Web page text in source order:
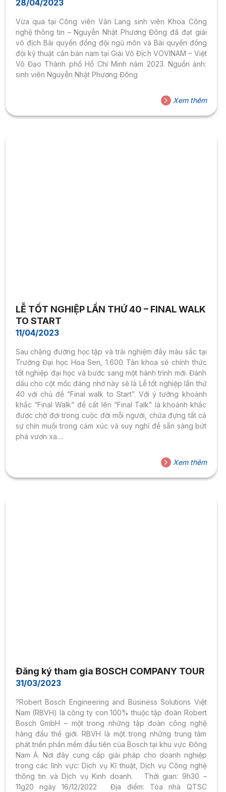
28/04/2023
Vừa qua tại Công viên Văn Lang sinh viên Khoa Công
nghệ thông tin – Nguyễn Nhật Phương Đông đã đạt giải
vô địch Bài quyền đồng đội ngũ môn và Bài quyền đồng
đội kỹ thuật căn bản nam tại Giải Vô Địch VOVINAM – Việt
Võ Đạo Thành phố Hồ Chí Minh năm 2023. Nguồn ảnh:
sinh viên Nguyễn Nhật Phương Đông
Xem thêm
LỄ TỐT NGHIỆP LẦN THỨ 40 – FINAL WALK
TO START
11/04/2023
Sau chặng đường học tập và trải nghiệm đầy màu sắc tại
Trường Đại học Hoa Sen, 1.600 Tân khoa sẽ chính thức
tốt nghiệp đại học và bước sang một hành trình mới. Đánh
dấu cho cột mốc đáng nhớ này sẽ là Lễ tốt nghiệp lần thứ
40 với chủ đề “Final walk to Start”. Với ý tưởng khoảnh
khắc “Final Walk” để cất lên “Final Talk” là khoảnh khắc
được chờ đợi trong cuộc đời mỗi người, chứa đựng tất cả
sự chín muồi trong cảm xúc và suy nghĩ để sẵn sàng bứt
phá vươn xa....
Xem thêm
Đăng ký tham gia BOSCH COMPANY TOUR
31/03/2023
?Robert Bosch Engineering and Business Solutions Việt
Nam (RBVH) là công ty con 100% thuộc tập đoàn Robert
Bosch GmbH – một trong những tập đoàn công nghệ
hàng đầu thế giới. RBVH là một trong những trung tâm
phát triển phần mềm đầu tiên của Bosch tại khu vực Đông
Nam Á. Nơi đây cung cấp giải pháp cho doanh nghiệp
trong các lĩnh vực: Dịch vụ Kĩ thuật, Dịch vụ Công nghệ
thông tin và Dịch vụ Kinh doanh.
Thời gian: 9h30 –
11g20 ngày 16/12/2022
Địa điểm: Tòa nhà QTSC